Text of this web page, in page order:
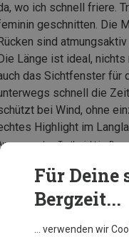
wo ich schnell friere.
geschnitten. Die
sind
Länge ist ideal,
das Sichtfenster für
schnell die
bei Wind, ohne
Highlight im
aus dem Testbericht im
Für Deine
Bergzeit...
… verwenden wir